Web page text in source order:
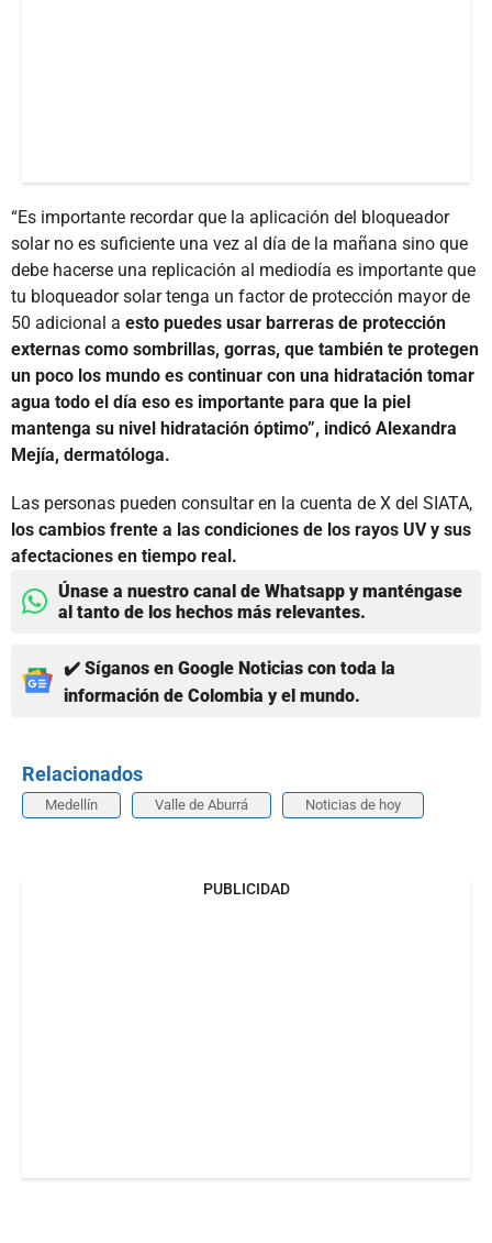
“Es importante recordar que la aplicación del bloqueador
solar no es suficiente una vez al día de la mañana sino que
debe hacerse una replicación al mediodía es importante que
tu bloqueador solar tenga un factor de protección mayor de
50 adicional a esto puedes usar barreras de protección
externas como sombrillas, gorras, que también te protegen
un poco los mundo es continuar con una hidratación tomar
agua todo el día eso es importante para que la piel
mantenga su nivel hidratación óptimo”, indicó Alexandra
Mejía, dermatóloga.
Las personas pueden consultar en la cuenta de X del SIATA,
los cambios frente a las condiciones de los rayos UV y sus
afectaciones en tiempo real.
Únase a nuestro canal de Whatsapp y manténgase
al tanto de los hechos más relevantes.
✔️ Síganos en Google Noticias con toda la
información de Colombia y el mundo.
Relacionados
Medellín Valle de Aburrá Noticias de hoy
PUBLICIDAD